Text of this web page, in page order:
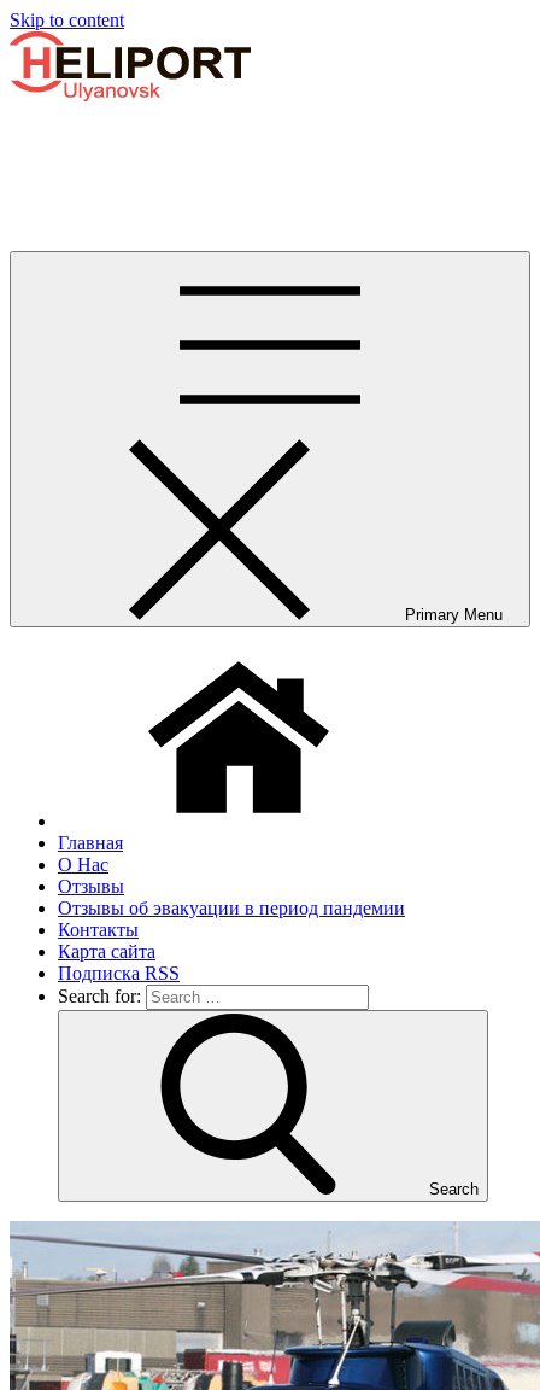
Skip to content
Primary Menu
Главная
О Нас
Отзывы
Отзывы об эвакуации в период пандемии
Контакты
Карта сайта
Подписка RSS
Search for:
Search